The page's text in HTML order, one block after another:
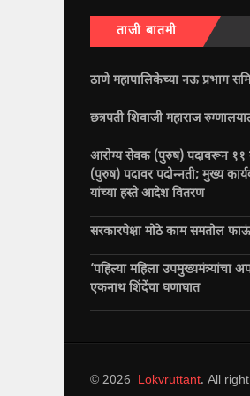
ताजी बातमी
ठाणे महापालिकेच्या नऊ प्रभाग
छत्रपती शिवाजी महाराज
आरोग्य सेवक (पुरुष) पदावरून ११
(पुरुष) पदावर पदोन्नती; मुख्य
यांच्या हस्ते आदेश वितरण
सरकारपेक्षा मोठे काम समतोल
‘पहिल्या महिला उपमुख्यमंत्र्यांचा
एकनाथ शिंदेंचा घणाघात
© 2026 Lokvruttant. All